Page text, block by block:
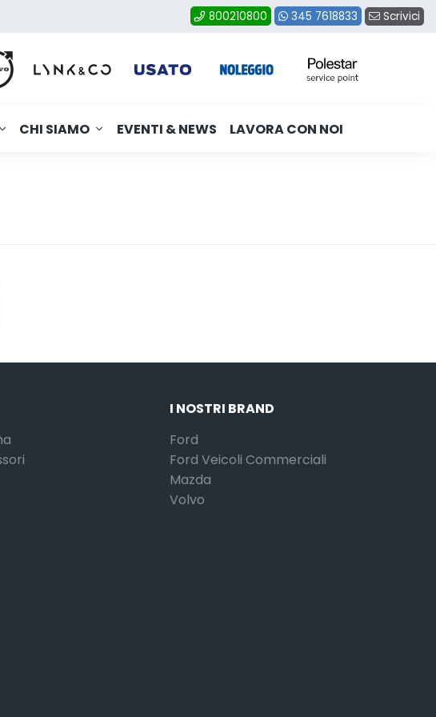
800210800 345 7618833 Scrivici
CHI SIAMO EVENTI & NEWS LAVORA CON NOI
I NOSTRI BRAND
Ford
Ford Veicoli Commerciali
Mazda
Volvo